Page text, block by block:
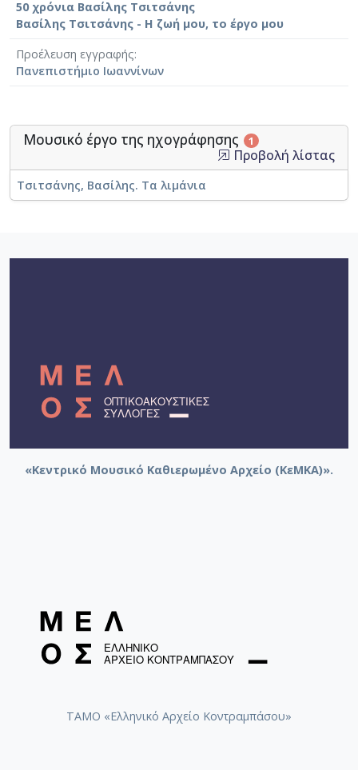
50 χρόνια Βασίλης Τσιτσάνης
Βασίλης Τσιτσάνης - Η ζωή μου, το έργο μου
Προέλευση εγγραφής
Πανεπιστήμιο Ιωαννίνων
Μουσικό έργο της ηχογράφησης 1
Προβολή λίστας
Τσιτσάνης, Βασίλης. Τα λιμάνια
«Κεντρικό Μουσικό Καθιερωμένο Αρχείο (ΚεΜΚΑ)».
ΤΑΜΟ «Ελληνικό Αρχείο Κοντραμπάσου»